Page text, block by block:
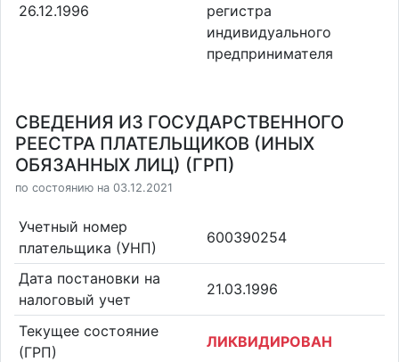
26.12.1996
регистра
индивидуального
предпринимателя
СВЕДЕНИЯ ИЗ ГОСУДАРСТВЕННОГО
РЕЕСТРА ПЛАТЕЛЬЩИКОВ (ИНЫХ
ОБЯЗАННЫХ ЛИЦ) (ГРП)
по состоянию на 03.12.2021
Учетный номер
плательщика (УНП)
600390254
Дата постановки на
налоговый учет
21.03.1996
Текущее состояние
(ГРП)
ЛИКВИДИРОВАН